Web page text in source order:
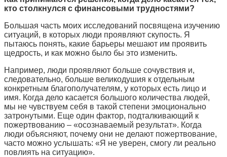
кто столкнулся с финансовыми трудностями?
Большая часть моих исследований посвящена изучению
ситуаций, в которых люди проявляют скупость. Я
пытаюсь понять, какие барьеры мешают им проявить
щедрость, и как можно было бы это изменить.
Например, люди проявляют больше сочувствия и,
следовательно, больше великодушия к отдельным
конкретным благополучателям, у которых есть лицо и
имя. Когда дело касается большого количества людей,
мы не чувствуем себя в такой степени эмоционально
затронутыми. Еще один фактор, подталкивающий к
пожертвованию – «осознаваемый результат». Когда
люди объясняют, почему они не делают пожертвование,
часто можно услышать: «Я не уверен, смогу ли реально
повлиять на ситуацию».